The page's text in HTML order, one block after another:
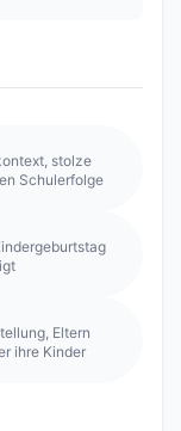
stolze
Schulerfolge
Eltern
ihre Kinder